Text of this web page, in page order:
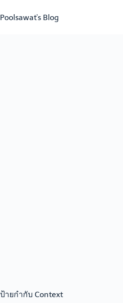
to
content
Poolsawat's Blog
ป้ายกำกับ Context